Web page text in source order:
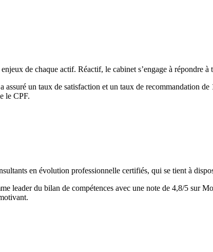
de chaque actif. Réactif, le cabinet s’engage à répondre à
un taux de satisfaction et un taux de recommandation
le CPF.
en évolution professionnelle certifiés, qui se tient à
leader du bilan de compétences avec une note de 4,8/5